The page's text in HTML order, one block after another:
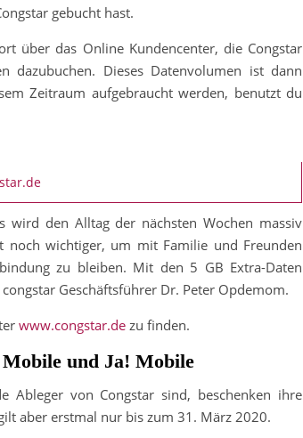
gebucht hast.
über das Online Kundencenter, die Congstar
dazubuchen. Dieses Datenvolumen ist dann
Zeitraum aufgebraucht werden, benutzt du
wird den Alltag der nächsten Wochen massiv
wichtiger, um mit Familie und Freunden
zu bleiben. Mit den 5 GB Extra-Daten
Geschäftsführer Dr. Peter Opdemom.
www.congstar.de zu finden.
Mobile und Ja! Mobile
Ableger von Congstar sind, beschenken ihre
aber erstmal nur bis zum 31. März 2020.